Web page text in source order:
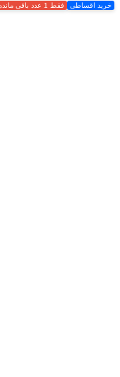
خرید اقساطی فقط 1 عدد باقی مانده!